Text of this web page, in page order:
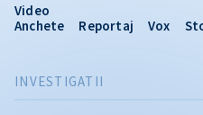
INVESTIGATII
Video
Anchete
Reportaj Vox